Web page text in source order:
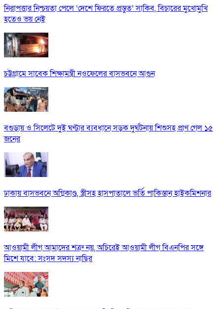
নিরাপত্তার নিশ্চয়তা পেলে ‘দেশে ফিরতে প্রস্তুত’ সাকিব, বিচারের মুখোমুখি
হতেও ভয় নেই
চট্টগ্রামে সাবেক শিক্ষামন্ত্রী নওফেলের বাসভবনে আগুন
বগুড়ায় ও সিলেটে দুই ঘণ্টার ব্যবধানে সড়ক দুর্ঘটনায় শিশুসহ প্রাণ গেল ১৫
জনের
ঢাকায় বাসভবনে অগ্নিকাণ্ড, স্ত্রীসহ হাসপাতালে ভর্তি পাকিস্তান হাইকমিশনার
আওয়ামী লীগ আমাদের শত্রু নয়, অচিরেই আওয়ামী লীগ বিএনপির সঙ্গে
মিশে যাবে: সংসদ সদস্য নাছির